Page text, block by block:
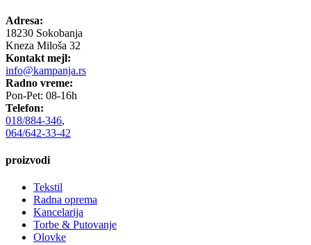
Adresa:
18230 Sokobanja
Kneza Miloša 32
Kontakt mejl:
info@kampanja.rs
Radno vreme:
Pon-Pet: 08-16h
Telefon:
018/884-346,
064/642-33-42
proizvodi
Tekstil
Radna oprema
Kancelarija
Torbe & Putovanje
Olovke